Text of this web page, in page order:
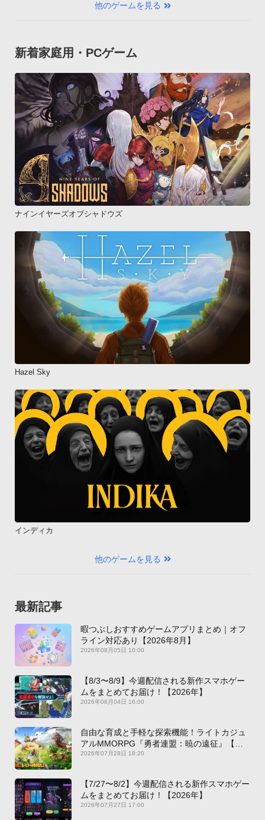
他のゲームを見る
新着家庭用・PCゲーム
ナインイヤーズオブシャドウズ
Hazel Sky
インディカ
他のゲームを見る
最新記事
暇つぶしおすすめゲームアプリまとめ｜オフ
ライン対応あり【2026年8月】
2026年08月05日 10:00
【8/3〜8/9】今週配信される新作スマホゲー
ムをまとめてお届け！【2026年】
2026年08月04日 16:00
自由な育成と手軽な探索機能！ライトカジュ
アルMMORPG『勇者連盟：暁の遠征』【最
新作PICKUP】
2026年07月28日 18:20
【7/27〜8/2】今週配信される新作スマホゲー
ムをまとめてお届け！【2026年】
2026年07月27日 17:00